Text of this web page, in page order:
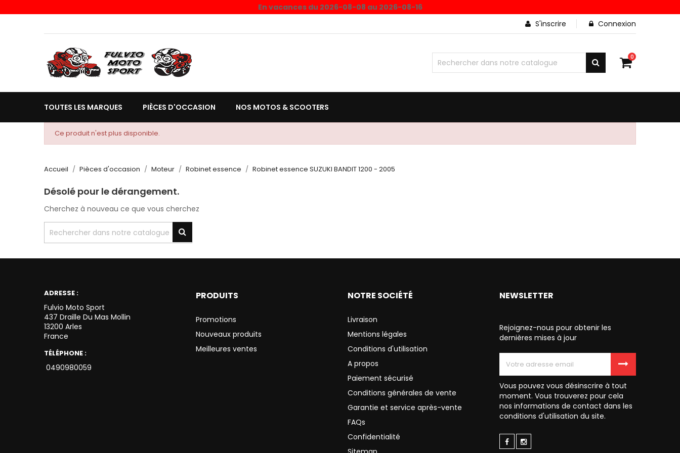
En vacances du 2026-08-08 au 2026-08-16
S'inscrire
Connexion
0
TOUTES LES MARQUES PIÈCES D'OCCASION NOS MOTOS & SCOOTERS
Ce produit n'est plus disponible.
Accueil Pièces d'occasion Moteur Robinet essence Robinet essence SUZUKI BANDIT 1200 - 2005
Désolé pour le dérangement.
Cherchez à nouveau ce que vous cherchez
ADRESSE :
Fulvio Moto Sport
437 Draille Du Mas Mollin
13200 Arles
France
TÉLÉPHONE :
0490980059
PRODUITS
Promotions
Nouveaux produits
Meilleures ventes
NOTRE SOCIÉTÉ
Livraison
Mentions légales
Conditions d'utilisation
A propos
Paiement sécurisé
Conditions générales de vente
Garantie et service après-vente
FAQs
Confidentialité
NEWSLETTER
Rejoignez-nous pour obtenir les
dernières mises à jour
Vous pouvez vous désinscrire à tout
moment. Vous trouverez pour cela
nos informations de contact dans les
conditions d'utilisation du site.